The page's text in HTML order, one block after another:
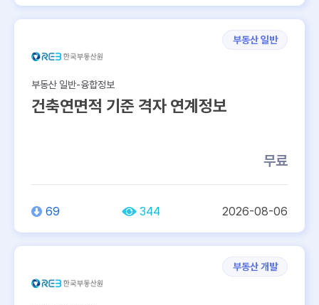
부동산 일반
부동산 일반-융합정보
건축연면적 기준 격자 연계정보
무료
69 344 2026-08-06
부동산 개발